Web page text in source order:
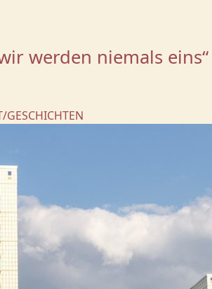
werden niemals eins“
GESCHICHTEN